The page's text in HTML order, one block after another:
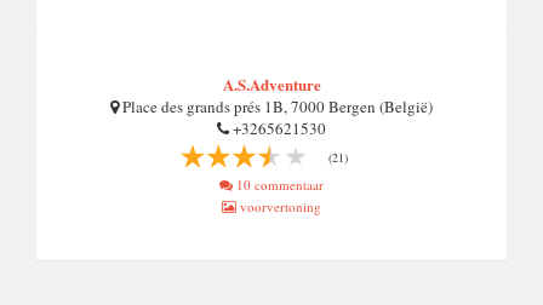
A.S.Adventure
Place des grands prés 1B, 7000 Bergen (België)
+3265621530
(21)
10 commentaar
voorvertoning